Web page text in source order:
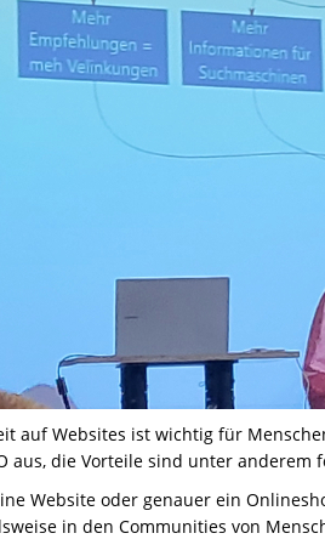
auf Websites ist wichtig für
aus, die Vorteile sind unter anderem
Website oder genauer ein
in den Communities von